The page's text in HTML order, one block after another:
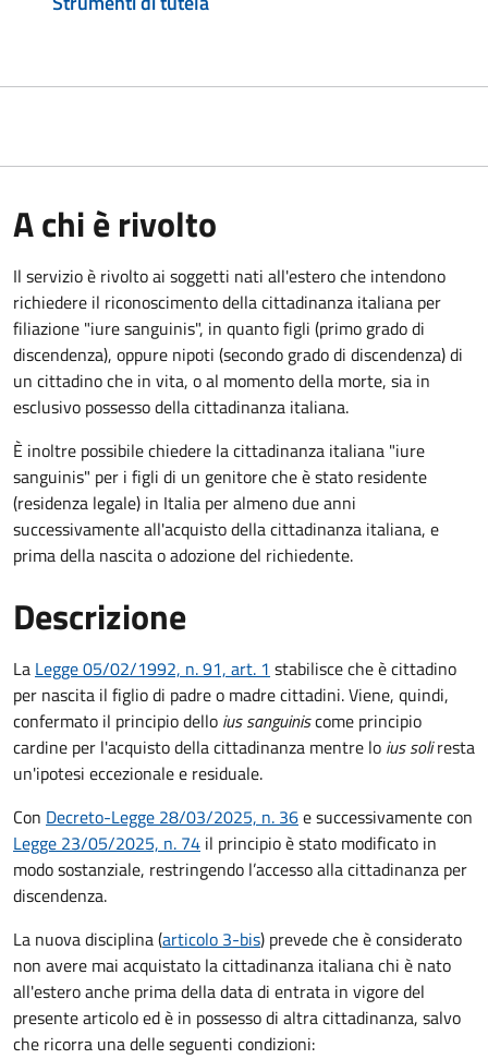
A chi è rivolto
Il servizio è rivolto ai soggetti nati all'estero che intendono
richiedere il riconoscimento della cittadinanza italiana per
filiazione "iure sanguinis", in quanto figli (primo grado di
discendenza), oppure nipoti (secondo grado di discendenza) di
un cittadino che in vita, o al momento della morte, sia in
esclusivo possesso della cittadinanza italiana.
È inoltre possibile chiedere la cittadinanza italiana "iure
sanguinis" per i figli di un genitore che è stato residente
(residenza legale) in Italia per almeno due anni
successivamente all'acquisto della cittadinanza italiana, e
prima della nascita o adozione del richiedente.
Descrizione
La Legge 05/02/1992, n. 91, art. 1 stabilisce che è cittadino
per nascita il figlio di padre o madre cittadini. Viene, quindi,
confermato il principio dello ius sanguiniscome principio
cardine per l'acquisto della cittadinanza mentre lo ius soliresta
un'ipotesi eccezionale e residuale.
Con Decreto-Legge 28/03/2025, n. 36e successivamente con
Legge 23/05/2025, n. 74 il principio è stato modificato in
modo sostanziale, restringendo l’accesso alla cittadinanza per
discendenza.
La nuova disciplina (articolo 3-bis) prevede cheèconsiderato
non avere mai acquistato la cittadinanza italiana chi è nato
all'estero anche prima della data di entrata in vigore del
presente articolo ed è in possesso di altra cittadinanza, salvo
che ricorra una delle seguenti condizioni: